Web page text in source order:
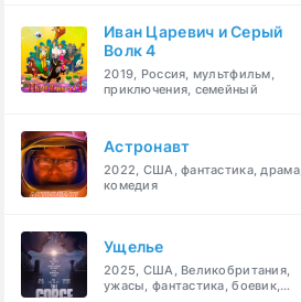
детектив,музыка,криминал
Иван Царевич и Серый
Волк 4
2019, Россия, мультфильм,
приключения, семейный
Астронавт
2022, США, фантастика, драма,
комедия
Ущелье
2025, США, Великобритания,
ужасы, фантастика, боевик,